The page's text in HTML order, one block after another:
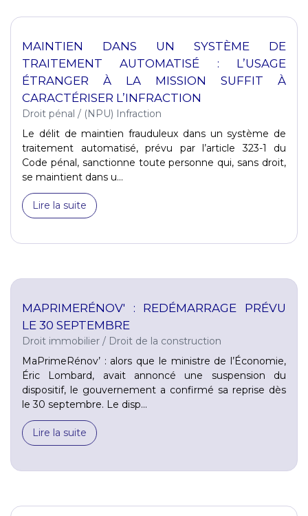
MAINTIEN DANS UN SYSTÈME DE
TRAITEMENT AUTOMATISÉ : L’USAGE
ÉTRANGER À LA MISSION SUFFIT À
CARACTÉRISER L’INFRACTION
Droit pénal / (NPU) Infraction
Le délit de maintien frauduleux dans un système de
traitement automatisé, prévu par l’article 323-1 du
Code pénal, sanctionne toute personne qui, sans droit,
se maintient dans u...
Lire la suite
MAPRIMERÉNOV' : REDÉMARRAGE PRÉVU
LE 30 SEPTEMBRE
Droit immobilier / Droit de la construction
MaPrimeRénov’ : alors que le ministre de l’Économie,
Éric Lombard, avait annoncé une suspension du
dispositif, le gouvernement a confirmé sa reprise dès
le 30 septembre. Le disp...
Lire la suite